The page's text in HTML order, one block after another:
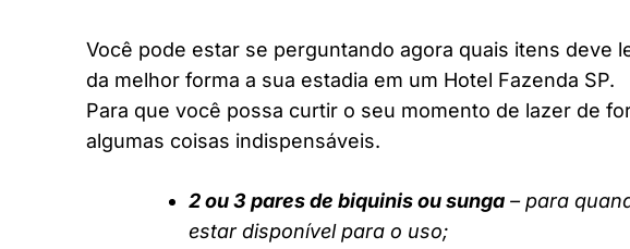
Você pode estar se perguntando agora quais itens deve
da melhor forma a sua estadia em um Hotel Fazenda SP.
Para que você possa curtir o seu momento de lazer de
algumas coisas indispensáveis.
2 ou 3 pares de biquinis ou sunga – para
estar disponível para o uso;